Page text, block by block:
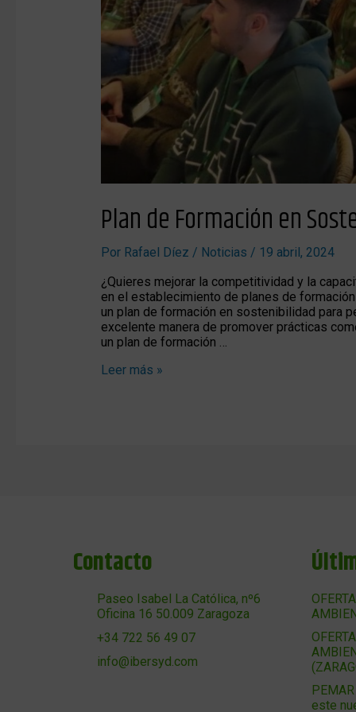
Plan de Formación en
Por Rafael Díez / Noticias / 19 abril, 2024
¿Quieres mejorar la competitividad y la
en el establecimiento de planes de
un plan de formación en sostenibilidad para
excelente manera de promover prácticas
un plan de formación …
Leer más »
Contacto
Paseo Isabel La Católica, nº6
Oficina 16 50.009 Zaragoza
+34 722 56 49 07
info@ibersyd.com
este